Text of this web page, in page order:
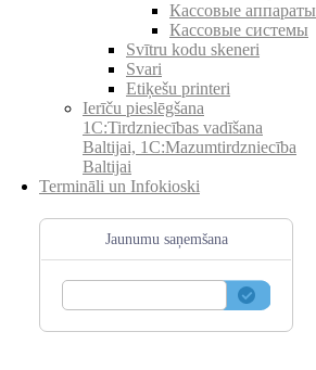
Кассовые аппараты
Кассовые системы
Svītru kodu skeneri
Svari
Etiķešu printeri
Ierīču pieslēgšana
1C:Tirdzniecības vadīšana
Baltijai, 1C:Mazumtirdzniecība
Baltijai
Termināli un Infokioski
Jaunumu saņemšana